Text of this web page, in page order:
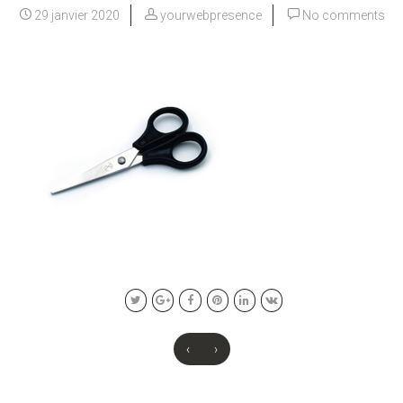
29 janvier 2020 yourwebpresence No comments
‹ ›